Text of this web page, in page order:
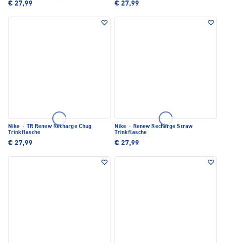
€ 27,99 € 27,99
Nike ·
TR Renew Recharge Chug
Trinkflasche
€ 27,99
Nike · Renew Recharge Straw
Trinkflasche
€ 27,99